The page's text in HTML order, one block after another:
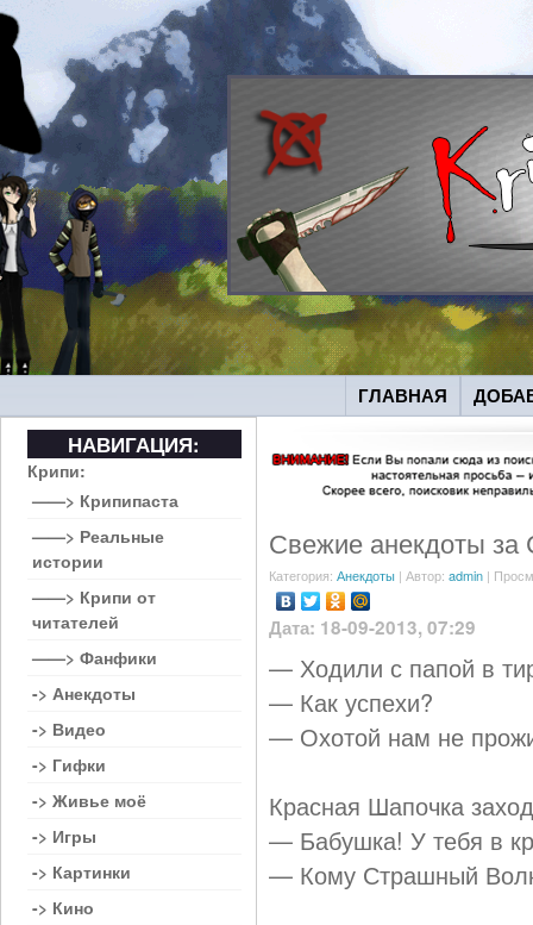
ГЛАВНАЯ
Свежие анекдоты за
Категория: Анекдоты | Автор: admin |
Дата: 18-09-2013, 07:29
— Ходили с папой в
— Как успехи?
— Охотой нам не
Красная Шапочка
— Бабушка! У тебя в
— Кому Страшный
НАВИГАЦИЯ:
Крипи:
——> Крипипаста
——> Реальные
истории
——> Крипи от
читателей
——> Фанфики
-> Анекдоты
-> Видео
-> Гифки
-> Живье моё
-> Игры
-> Картинки
-> Кино